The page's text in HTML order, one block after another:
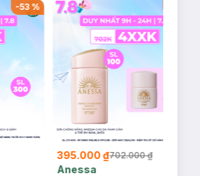
-53%
395.000 ₫702.000 ₫
Anessa